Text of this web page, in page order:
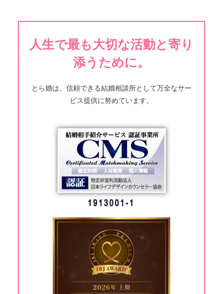
人生で最も大切な活動と寄り
添うために。
とら婚は、信頼できる結婚相談所として万全なサー
ビス提供に努めています。